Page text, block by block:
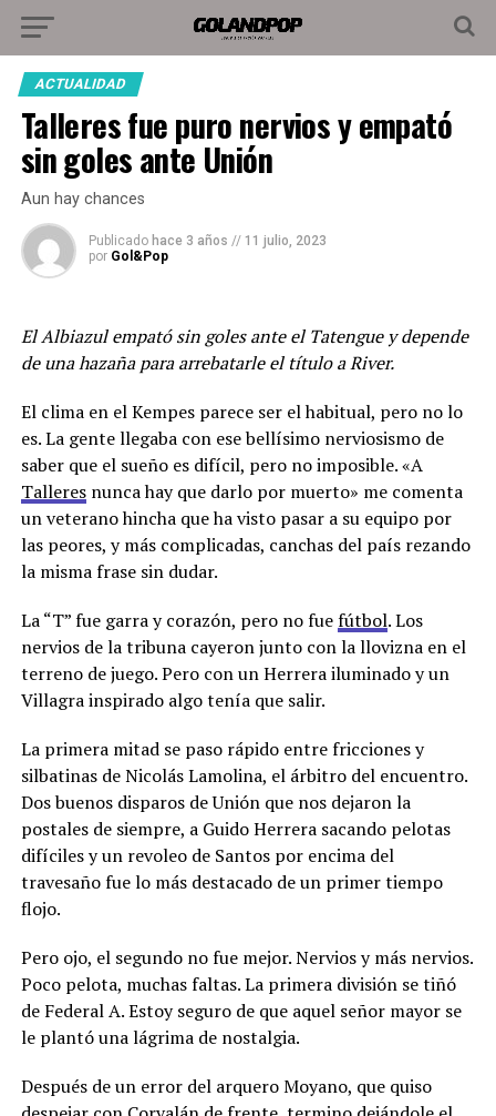
ACTUALIDAD
Talleres fue puro nervios y empató
sin goles ante Unión
Aun hay chances
Publicado hace 3 años // 11 julio, 2023
por Gol&Pop
El Albiazul empató sin goles ante el Tatengue y depende
de una hazaña para arrebatarle el título a River.
El clima en el Kempes parece ser el habitual, pero no lo
es. La gente llegaba con ese bellísimo nerviosismo de
saber que el sueño es difícil, pero no imposible. «A
Talleresnunca hay que darlo por muerto» me comenta
un veterano hincha que ha visto pasar a su equipo por
las peores, y más complicadas, canchas del país rezando
la misma frase sin dudar.
La “T” fue garra y corazón, pero no fuefútbol. Los
nervios de la tribuna cayeron junto con la llovizna en el
terreno de juego. Pero con un Herrera iluminado y un
Villagra inspirado algo tenía que salir.
La primera mitad se paso rápido entre fricciones y
silbatinas de Nicolás Lamolina, el árbitro del encuentro.
Dos buenos disparos de Unión que nos dejaron la
postales de siempre, a Guido Herrera sacando pelotas
difíciles y un revoleo de Santos por encima del
travesaño fue lo más destacado de un primer tiempo
flojo.
Pero ojo, el segundo no fue mejor. Nervios y más nervios.
Poco pelota, muchas faltas. La primera división se tiñó
de Federal A. Estoy seguro de que aquel señor mayor se
le plantó una lágrima de nostalgia.
Después de un error del arquero Moyano, que quiso